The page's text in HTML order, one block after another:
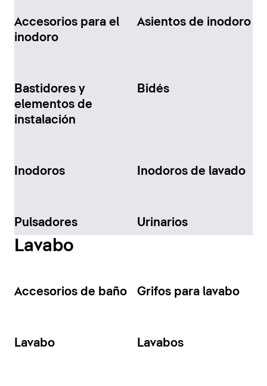
Accesorios para el
inodoro
Asientos de inodoro
Bastidores y
elementos de
instalación
Bidés
Inodoros Inodoros de lavado
Pulsadores Urinarios
Lavabo
Accesorios de baño Grifos para lavabo
Lavabo Lavabos